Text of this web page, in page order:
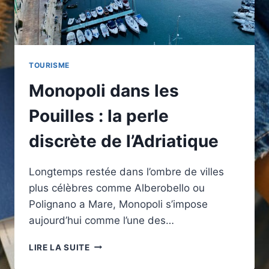
TOURISME
Monopoli dans les
Pouilles : la perle
discrète de l’Adriatique
Longtemps restée dans l’ombre de villes
plus célèbres comme Alberobello ou
Polignano a Mare, Monopoli s’impose
aujourd’hui comme l’une des…
LIRE LA SUITEMONOPOLI